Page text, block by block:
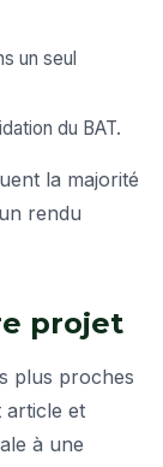
un seul
du BAT.
la majorité
rendu
projet
plus proches
article et
à une